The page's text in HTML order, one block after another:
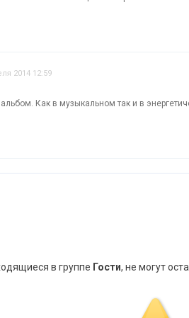
2014 12:59
Как в музыкальном так и в
в группе Гости, не могут